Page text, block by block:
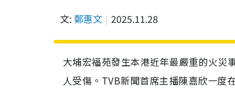
文: 鄭惠文 2025.11.28
大埔宏福苑發生本港近年最嚴重的火災
人受傷。TVB新聞首席主播陳嘉欣一度